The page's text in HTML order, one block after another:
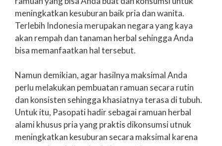
meningkatkan kesuburan baik pria dan wanita.
Terlebih Indonesia merupakan negara yang kaya
akan rempah dan tanaman herbal sehingga Anda
bisa memanfaatkan hal tersebut.
Namun demikian, agar hasilnya maksimal Anda
perlu melakukan pembuatan ramuan secara rutin
dan konsisten sehingga khasiatnya terasa di tubuh.
Untuk itu, Pasopati hadir sebagai ramuan herbal
alami khusus pria yang praktis dikonsumsi utnuk
meningkatkan kesuburan secara maksimal karena